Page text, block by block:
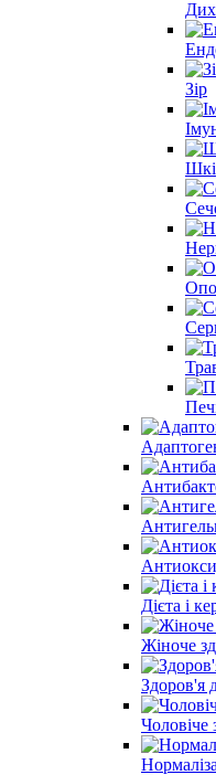
Зір
Дієта і
Жіноче
Здоров'я
Чоловіче